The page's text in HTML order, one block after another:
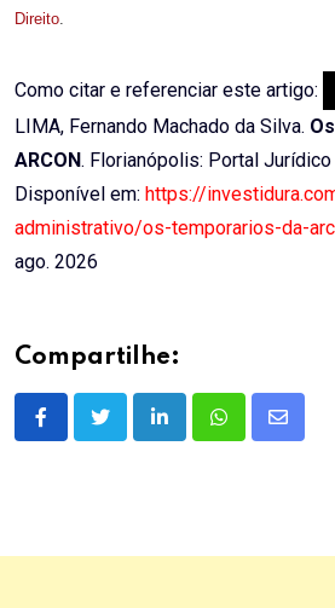
Direito.
Como citar e referenciar este artigo:
LIMA, Fernando Machado da Silva.
ARCON. Florianópolis: Portal
Disponível em: https://
administrativo/os-temporarios-da-
ago. 2026
Compartilhe:
LinkedInWhatsappShare